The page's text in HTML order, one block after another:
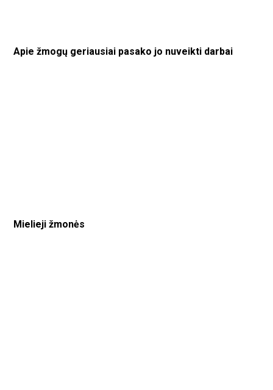
Apie žmogų geriausiai pasako jo nuveikti darbai
Mielieji žmonės